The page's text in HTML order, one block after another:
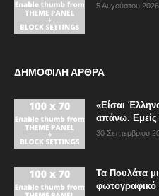
5 Αυγούστου 2026
ΔΗΜΟΦΙΛΗ ΑΡΘΡΑ
«Είσαι
απάνω. Εμείς
30 Σεπτεμβρίου
Τα Πουλάτα
φωτογραφικό